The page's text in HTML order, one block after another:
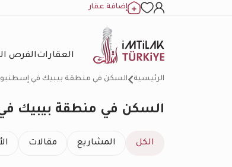
إضافة عقار
العقاراتالفرص
الرئيسية السكن في منطقة بيبيك في
السكن في منطقة بيبيك
الكل المشاريع مقالات